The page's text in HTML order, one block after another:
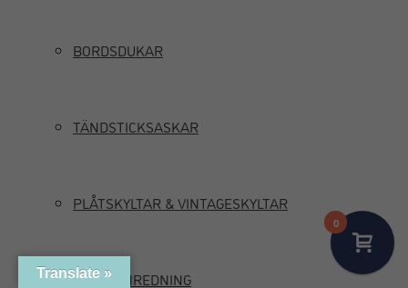
BORDSDUKAR
TÄNDSTICKSASKAR
PLÅTSKYLTAR & VINTAGESKYLTAR
MARIN INREDNING
0
Translate »